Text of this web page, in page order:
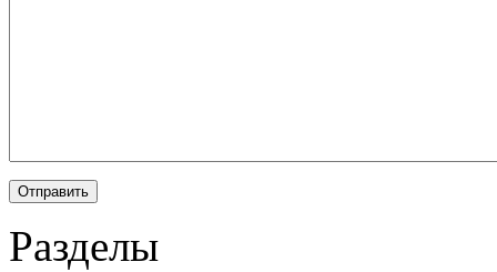
Разделы